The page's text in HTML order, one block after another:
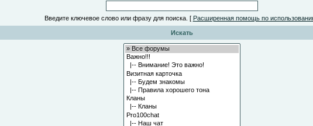
Введите ключевое слово или фразу для поиска. [ Расширенная помощь по
Искать